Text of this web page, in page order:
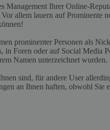
Management Ihrer Online-
allem lauern auf Prominente
prominenter Personen als
Foren oder auf Social Media
Namen unterzeichnet wurden.
sind, für andere User
an Ihnen haften, obwohl Sie